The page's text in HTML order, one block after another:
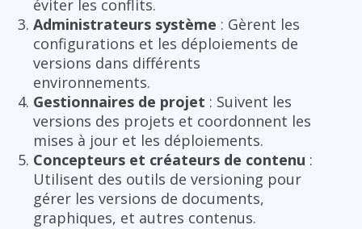
éviter les conflits.
Administrateurs système : Gèrent les
configurations et les déploiements de
versions dans différents
environnements.
Gestionnaires de projet : Suivent les
versions des projets et coordonnent les
mises à jour et les déploiements.
Concepteurs et créateurs de contenu :
Utilisent des outils de versioning pour
gérer les versions de documents,
graphiques, et autres contenus.